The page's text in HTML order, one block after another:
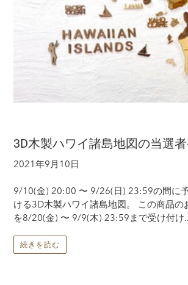
3D木製ハワイ諸島地図の当選
2021年9月10日
9/10(金) 20:00 〜 9/26(日) 23:59の間に
ける3D木製ハワイ諸島地図。 この商品の
を8/20(金) 〜 9/9(木) 23:59まで受け付け
続きを読む